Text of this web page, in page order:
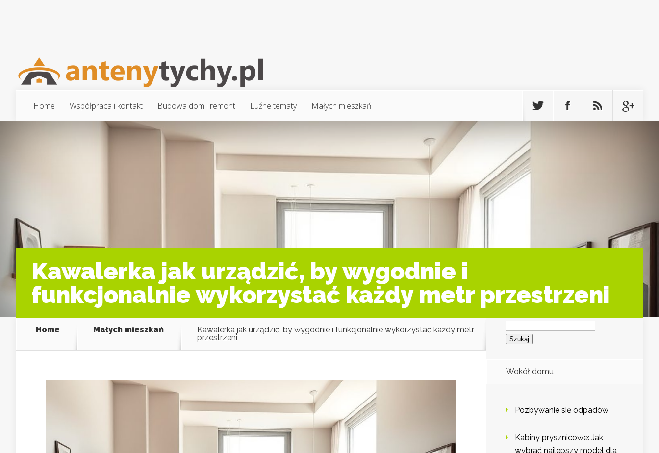
Home Współpraca i kontakt Budowa dom i remont Luźne tematy Małych mieszkań
Kawalerka jak urządzić, by wygodnie i
funkcjonalnie wykorzystać każdy metr przestrzeni
Home Małych mieszkań
Kawalerka jak urządzić, by wygodnie i funkcjonalnie wykorzystać każdy metr
przestrzeni
Szukaj:
Wokół domu
Pozbywanie się odpadów
Kabiny prysznicowe: Jak
wybrać najlepszy model dla